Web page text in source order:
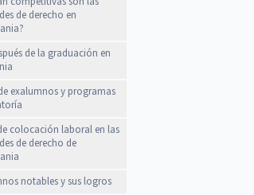
de derecho en
de la graduación en
exalumnos y programas
colocación laboral en las
de derecho de
notables y sus logros